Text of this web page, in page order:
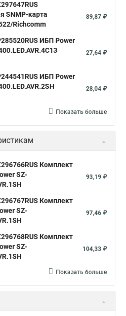
SNMP-карта
Richcomm
89,87 ₽
ИБП Power
27,64 ₽
ИБП Power
28,04 ₽
Показать больше
Комплект
SZ-
93,19 ₽
Комплект
SZ-
97,46 ₽
Комплект
SZ-
104,33 ₽
Показать больше